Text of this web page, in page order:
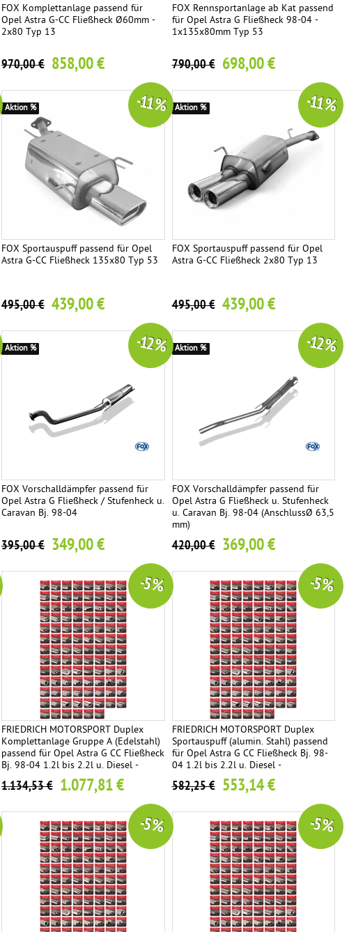
FOX Komplettanlage passend für
Opel Astra G-CC Fließheck Ø60mm -
2x80 Typ 13
970,00 € 858,00 €
FOX Rennsportanlage ab Kat passend
für Opel Astra G Fließheck 98-04 -
1x135x80mm Typ 53
790,00 € 698,00 €
FOX Sportauspuff passend für Opel
Astra G-CC Fließheck 135x80 Typ 53
495,00 € 439,00 €
-11 %
Aktion %
FOX Sportauspuff passend für Opel
Astra G-CC Fließheck 2x80 Typ 13
495,00 € 439,00 €
-11 %
Aktion %
FOX Vorschalldämpfer passend für
Opel Astra G Fließheck / Stufenheck u.
Caravan Bj. 98-04
395,00 € 349,00 €
-12 %
Aktion %
FOX Vorschalldämpfer passend für
Opel Astra G Fließheck u. Stufenheck
u. Caravan Bj. 98-04 (AnschlussØ 63,5
mm)
420,00 € 369,00 €
-12 %
Aktion %
FRIEDRICH MOTORSPORT Duplex
Komplettanlage Gruppe A (Edelstahl)
passend für Opel Astra G CC Fließheck
Bj. 98-04 1.2l bis 2.2l u. Diesel -
Endrohrvariante frei wählbar
1.134,53 € 1.077,81 €
-5 %
FRIEDRICH MOTORSPORT Duplex
Sportauspuff (alumin. Stahl) passend
für Opel Astra G CC Fließheck Bj. 98-
04 1.2l bis 2.2l u. Diesel -
Endrohrvariante frei wählbar
582,25 € 553,14 €
-5 %
-5 % -5 %